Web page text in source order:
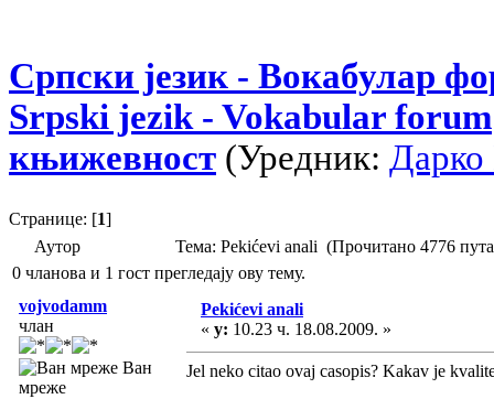
Српски језик - Вокабулар
Srpski jezik - Vokabular forum
књижевност (Уредник: Дарко
Странице: [1]
Аутор
Тема: Pekićevi anali (Прочитано 4776
0 чланова и 1 гост прегледају ову тему.
vojvodamm
члан
Ван
мреже
Pekićevi anali
« у: 10.23 ч. 18.08.2009. »
Jel neko citao ovaj casopis? Kakav je